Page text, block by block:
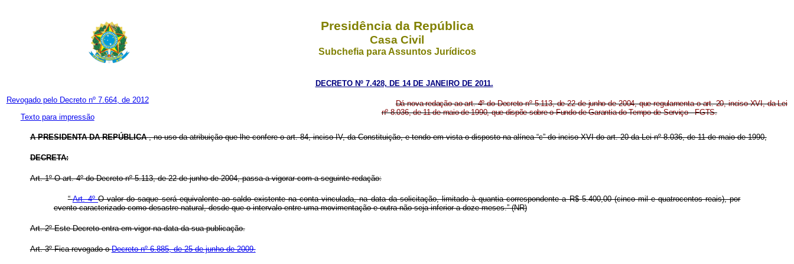
Presidência da República
Casa Civil
Subchefia para Assuntos Jurídicos
DECRETO Nº 7.428, DE 14 DE JANEIRO DE 2011.
Revogado pelo Decreto nº 7.664, de 2012
Texto para impressão
Dá nova redação ao art. 4º do Decreto nº 5.113, de 22 de junho de 2004, que regulamenta o art. 20, inciso XVI, da Lei
nº 8.036, de 11 de maio de 1990, que dispõe sobre o Fundo de Garantia do Tempo de Serviço - FGTS.
A PRESIDENTA DA REPÚBLICA, no uso da atribuição que lhe confere o art. 84, inciso IV, da Constituição, e tendo em vista o disposto na alínea “c” do inciso XVI do art. 20 da Lei nº 8.036, de 11 de maio de 1990,
DECRETA:
Art. 1º O art. 4º do Decreto nº 5.113, de 22 de junho de 2004, passa a vigorar com a seguinte redação:
“Art. 4ºO valor do saque será equivalente ao saldo existente na conta vinculada, na data da solicitação, limitado à quantia correspondente a R$ 5.400,00 (cinco mil e quatrocentos reais), por
evento caracterizado como desastre natural, desde que o intervalo entre uma movimentação e outra não seja inferior a doze meses.” (NR)
Art. 2º Este Decreto entra em vigor na data da sua publicação.
Art. 3º Fica revogado oDecreto nº 6.885, de 25 de junho de 2009.